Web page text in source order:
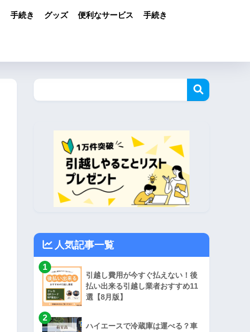
手続き グッズ 便利なサービス 手続き
人気記事一覧
1
引越し費用が今すぐ払えない！後
払い出来る引越し業者おすすめ11
選【8月版】
2
ハイエースで冷蔵庫は運べる？車